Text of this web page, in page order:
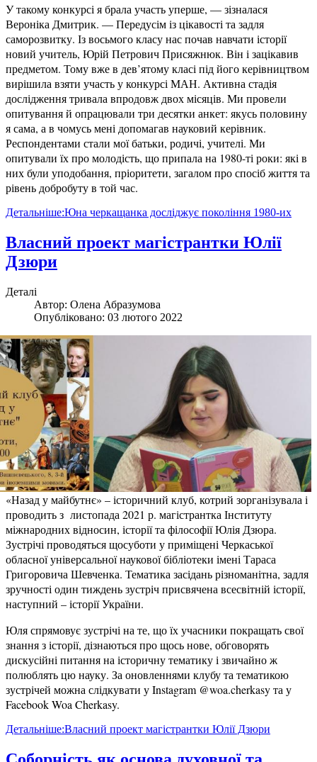
У такому конкурсі я брала участь уперше, — зізналася
Вероніка Дмитрик. — Передусім із цікавості та задля
саморозвитку. Із восьмого класу нас почав навчати історії
новий учитель, Юрій Петрович Присяжнюк. Він і зацікавив
предметом. Тому вже в дев’ятому класі під його керівництвом
вирішила взяти участь у конкурсі МАН. Активна стадія
дослідження тривала впродовж двох місяців. Ми провели
опитування й опрацювали три десятки анкет: якусь половину
я сама, а в чомусь мені допомагав науковий керівник.
Респондентами стали мої батьки, родичі, учителі. Ми
опитували їх про молодість, що припала на 1980-ті роки: які в
них були уподобання, пріоритети, загалом про спосіб життя та
рівень добробуту в той час.
Детальніше:Юна черкащанка досліджує покоління 1980-их
Власний проект магістрантки Юлії
Дзюри
Деталі
Автор: Олена Абразумова
Опубліковано: 03 лютого 2022
«Назад у майбутнє» – історичний клуб, котрий зорганізувала і
проводить з листопада 2021 р. магістрантка Інституту
міжнародних відносин, історії та філософії Юлія Дзюра.
Зустрічі проводяться щосуботи у приміщені Черкаської
обласної універсальної наукової бібліотеки імені Тараса
Григоровича Шевченка. Тематика засідань різноманітна, задля
зручності один тиждень зустріч присвячена всесвітній історії,
наступний – історії України.
Юля спрямовує зустрічі на те, що їх учасники покращать свої
знання з історії, дізнаються про щось нове, обговорять
дискусійні питання на історичну тематику і звичайно ж
полюблять цю науку. За оновленнями клубу та тематикою
зустрічей можна слідкувати у Instagram @woa.cherkasy та у
Facebook Woa Cherkasy.
Детальніше:Власний проект магістрантки Юлії Дзюри